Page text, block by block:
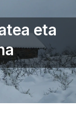
eta